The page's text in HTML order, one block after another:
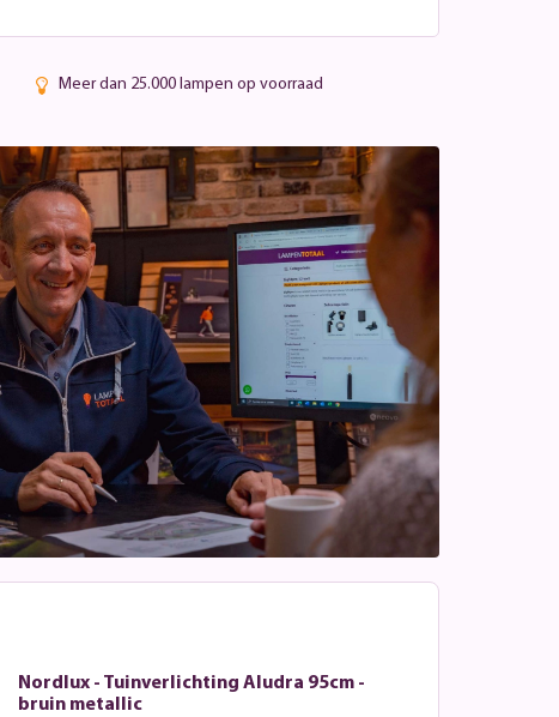
Meer dan 25.000 lampen op voorraad
Nordlux - Tuinverlichting Aludra 95cm -
bruin metallic